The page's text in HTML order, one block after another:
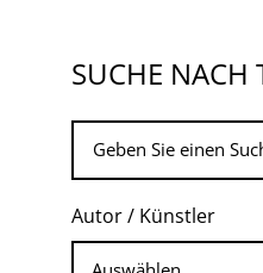
SUCHE NACH
Autor / Künstler